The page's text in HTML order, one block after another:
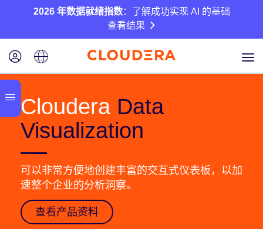
2026 年数据就绪指数：了解成功实现 AI 的基础
查看结果
ClouderaData
Visualization
可以非常方便地创建丰富的交互式仪表板，以加
速整个企业的分析洞察。
查看产品资料